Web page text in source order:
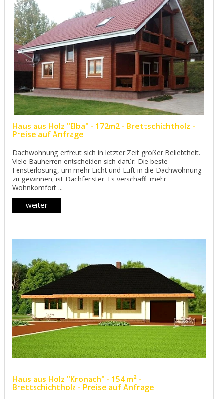
Haus aus Holz "Elba" - 172m2 - Brettschichtholz -
Preise auf Anfrage
Dachwohnung erfreut sich in letzter Zeit großer Beliebtheit.
Viele Bauherren entscheiden sich dafür. Die beste
Fensterlösung, um mehr Licht und Luft in die Dachwohnung
zu gewinnen, ist Dachfenster. Es verschafft mehr
Wohnkomfort ...
weiter
Haus aus Holz "Kronach" - 154 m² -
Brettschichtholz - Preise auf Anfrage